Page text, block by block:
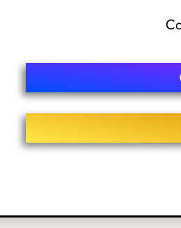
David – Cany-